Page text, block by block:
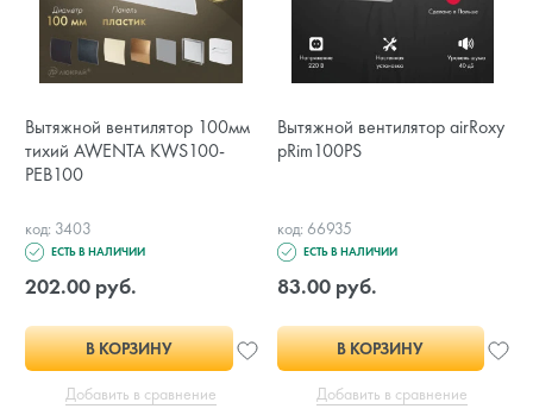
Вытяжной вентилятор 100мм
тихий AWENTA KWS100-
PEB100
код: 3403
ЕСТЬ В НАЛИЧИИ
202.00 руб.
В КОРЗИНУ
Добавить в сравнение
Вытяжной вентилятор airRoxy
pRim100PS
код: 66935
ЕСТЬ В НАЛИЧИИ
83.00 руб.
В КОРЗИНУ
Добавить в сравнение